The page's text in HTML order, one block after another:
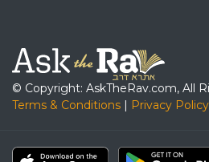
© Copyright: AskTheRav.com, All
Terms & Conditions | Privacy Policy